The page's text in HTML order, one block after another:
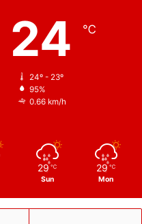
24 ℃
24º - 23º
95%
0.66 km/h
29 ℃
Sun
29 ℃
Mon